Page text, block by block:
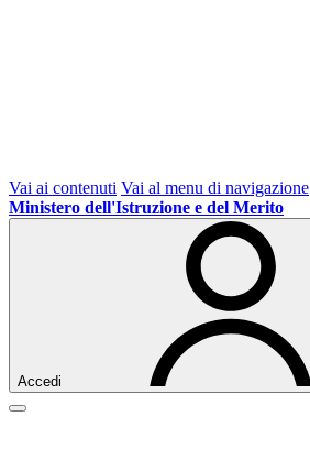
Vai ai contenuti Vai al menu di navigazione
Ministero dell'Istruzione e del Merito
Accedi